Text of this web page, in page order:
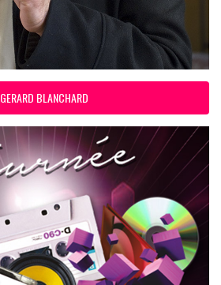
GERARD BLANCHARD